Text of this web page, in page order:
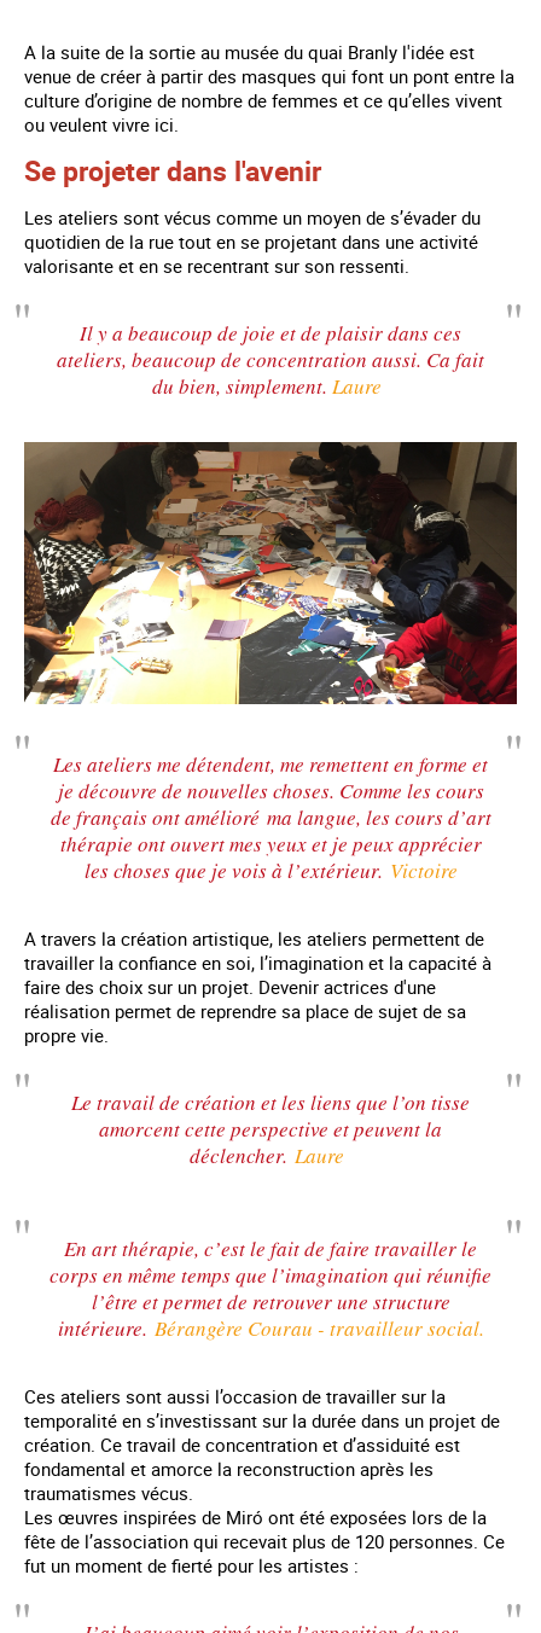
A la suite de la sortie au musée du quai Branly l'idée est
venue de créer à partir des masques qui font un pont entre la
culture d’origine de nombre de femmes et ce qu’elles vivent
ou veulent vivre ici.
Se projeter dans l'avenir
Les ateliers sont vécus comme un moyen de s’évader du
quotidien de la rue tout en se projetant dans une activité
valorisante et en se recentrant sur son ressenti.
Il y a beaucoup de joie et de plaisir dans ces
ateliers, beaucoup de concentration aussi. Ca fait
du bien, simplement. Laure
Les ateliers me détendent, me remettent en forme et
je découvre de nouvelles choses. Comme les cours
de français ont amélioré ma langue, les cours d’art
thérapie ont ouvert mes yeux et je peux apprécier
les choses que je vois à l’extérieur. Victoire
A travers la création artistique, les ateliers permettent de
travailler la confiance en soi, l’imagination et la capacité à
faire des choix sur un projet. Devenir actrices d'une
réalisation permet de reprendre sa place de sujet de sa
propre vie.
Le travail de création et les liens que l’on tisse
amorcent cette perspective et peuvent la
déclencher. Laure
En art thérapie, c’est le fait de faire travailler le
corps en même temps que l’imagination qui réunifie
l’être et permet de retrouver une structure
intérieure. Bérangère Courau - travailleur social.
Ces ateliers sont aussi l’occasion de travailler sur la
temporalité en s’investissant sur la durée dans un projet de
création. Ce travail de concentration et d’assiduité est
fondamental et amorce la reconstruction après les
traumatismes vécus.
Les œuvres inspirées de Miró ont été exposées lors de la
fête de l’association qui recevait plus de 120 personnes. Ce
fut un moment de fierté pour les artistes :